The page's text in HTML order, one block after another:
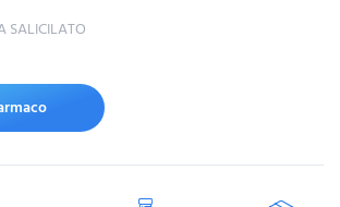
SALICILATO